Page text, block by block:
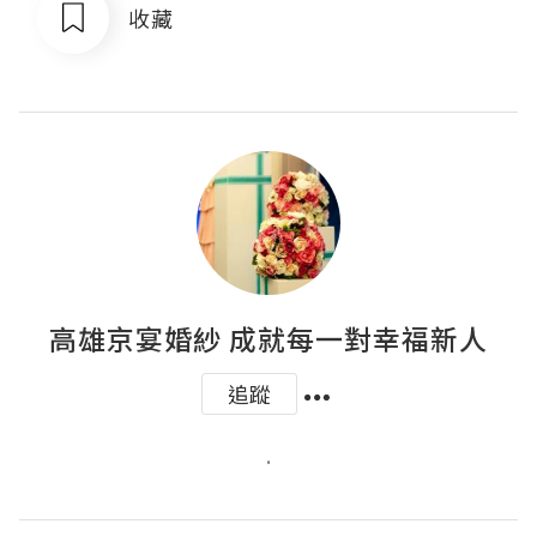
收藏
高雄京宴婚紗 成就每一對幸福新人
追蹤
.